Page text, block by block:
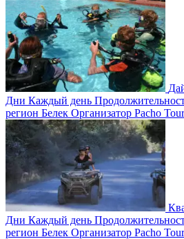
Дни Каждый день
регион Белек Организатор Pacho
Дни Каждый день
регион Белек Организатор Pacho